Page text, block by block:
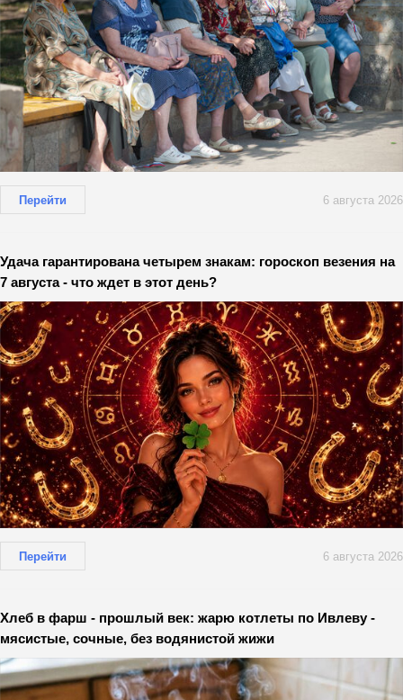
Перейти 6 августа 2026
Удача гарантирована четырем знакам: гороскоп везения на
7 августа - что ждет в этот день?
Перейти 6 августа 2026
Хлеб в фарш - прошлый век: жарю котлеты по Ивлеву -
мясистые, сочные, без водянистой жижи